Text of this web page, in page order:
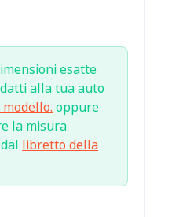
esatte
alla tua auto
oppure
la misura
libretto della